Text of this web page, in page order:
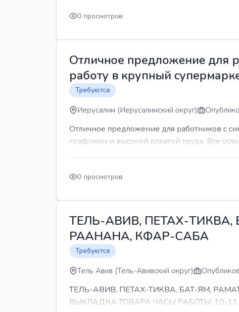
0 просмотров
Отличное предложение для
работу в крупный
Требуются
Иерусалим (Иерусалимский округ)
Отличное предложение для работников с
графиком и высокой оплатой труда. Все
0 просмотров
ТЕЛЬ-АВИВ, ПЕТАХ-
РААНАНА, КФАР-САБА
Требуются
Тель Авив (Тель-Авивский округ)
ТЕЛЬ-АВИВ, ПЕТАХ-ТИКВА, БАТ-ЯМ,
ВЫКЛАДКА ТОВАРА ЧАСЫ РАБОТЫ: 10-11